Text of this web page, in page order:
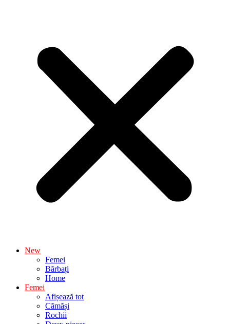
New
Femei
Bărbați
Home
Femei
Afișează tot
Cămăși
Rochii